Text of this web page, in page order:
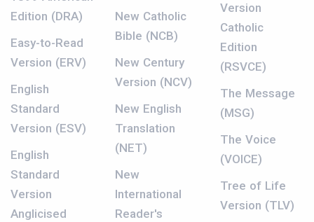
Edition (DRA)
Easy-to-Read
Version (ERV)
English
Standard
Version (ESV)
English
Standard
Version
Anglicised
New Catholic
Bible (NCB)
New Century
Version (NCV)
New English
Translation
(NET)
New
International
Reader's
Version
Catholic
Edition
(RSVCE)
The Message
(MSG)
The Voice
(VOICE)
Tree of Life
Version (TLV)